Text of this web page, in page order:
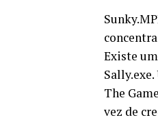
Existe
The
vez de